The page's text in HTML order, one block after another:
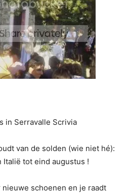
in Serravalle Scrivia
van de solden (wie niet hé):
tot eind augustus !
schoenen en je raadt